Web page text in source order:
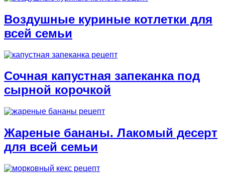
Воздушные куриные котлетки для
всей семьи
Сочная капустная запеканка под
сырной корочкой
Жареные бананы. Лакомый десерт
для всей семьи